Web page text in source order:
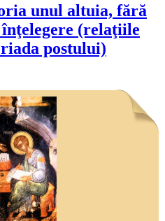
unul altuia, fără
(relaţiile
postului)